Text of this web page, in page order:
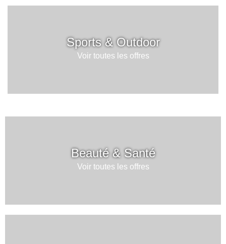
Sports & Outdoor
Voir toutes les offres
Beauté & Santé
Voir toutes les offres